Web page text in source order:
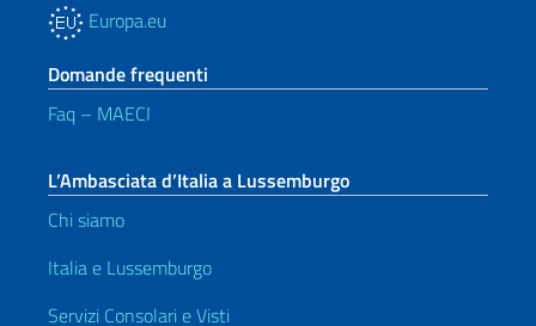
Europa.eu
Domande frequenti
Faq – MAECI
L’Ambasciata d’Italia a Lussemburgo
Chi siamo
Italia e Lussemburgo
Servizi Consolari e Visti